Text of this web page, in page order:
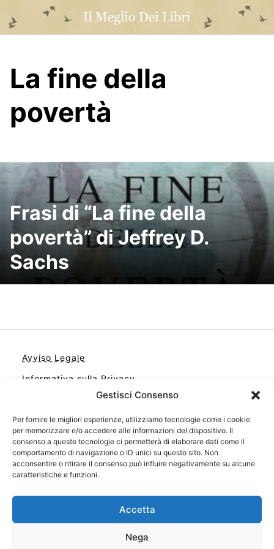
Gestisci Consenso
Per fornire le migliori esperienze, utilizziamo tecnologie come i cookie
per memorizzare e/o accedere alle informazioni del dispositivo. Il
consenso a queste tecnologie ci permetterà di elaborare dati come il
comportamento di navigazione o ID unici su questo sito. Non
acconsentire o ritirare il consenso può influire negativamente su alcune
caratteristiche e funzioni.
Accetta
Nega
content
La fine della
povertà
Frasi di “La fine della
povertà” di Jeffrey D.
Sachs
Avviso Legale
Informativa sulla Privacy
Contatto
Cookie Policy (UE)